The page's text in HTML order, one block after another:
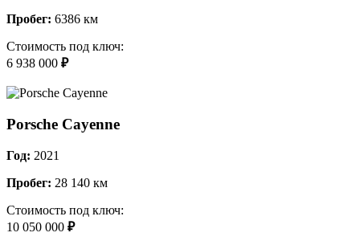
Пробег: 6386 км
Стоимость под ключ:
6 938 000 ₽
Porsche Cayenne
Год: 2021
Пробег: 28 140 км
Стоимость под ключ:
10 050 000 ₽